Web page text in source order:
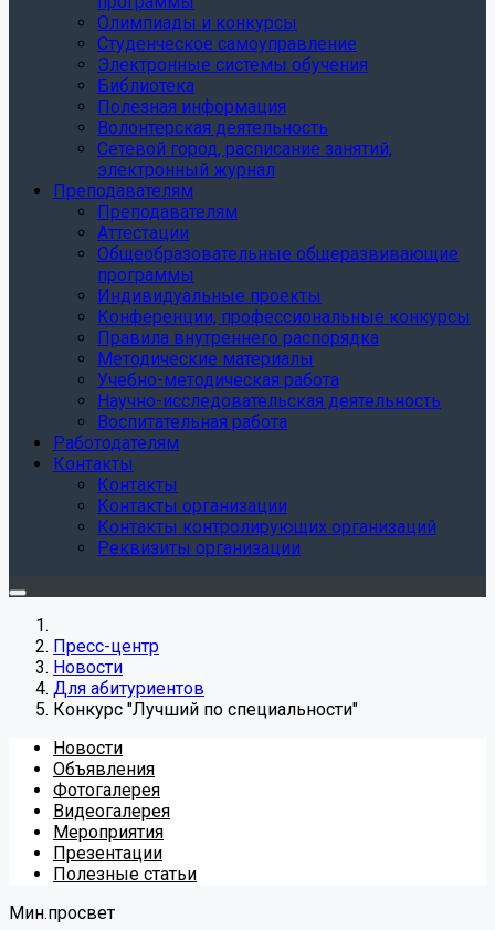
Олимпиады и конкурсы
Студенческое самоуправление
Электронные системы обучения
Библиотека
Полезная информация
Волонтерская деятельность
Сетевой город, расписание занятий,
электронный журнал
Преподавателям
Преподавателям
Аттестации
Общеобразовательные общеразвивающие
программы
Индивидуальные проекты
Конференции, профессиональные конкурсы
Правила внутреннего распорядка
Методические материалы
Учебно-методическая работа
Научно-исследовательская деятельность
Воспитательная работа
Работодателям
Контакты
Контакты
Контакты организации
Контакты контролирующих организаций
Реквизиты организации
Пресс-центр
Новости
Для абитуриентов
Конкурс "Лучший по специальности"
Новости
Объявления
Фотогалерея
Видеогалерея
Мероприятия
Презентации
Полезные статьи
Мин.просвет